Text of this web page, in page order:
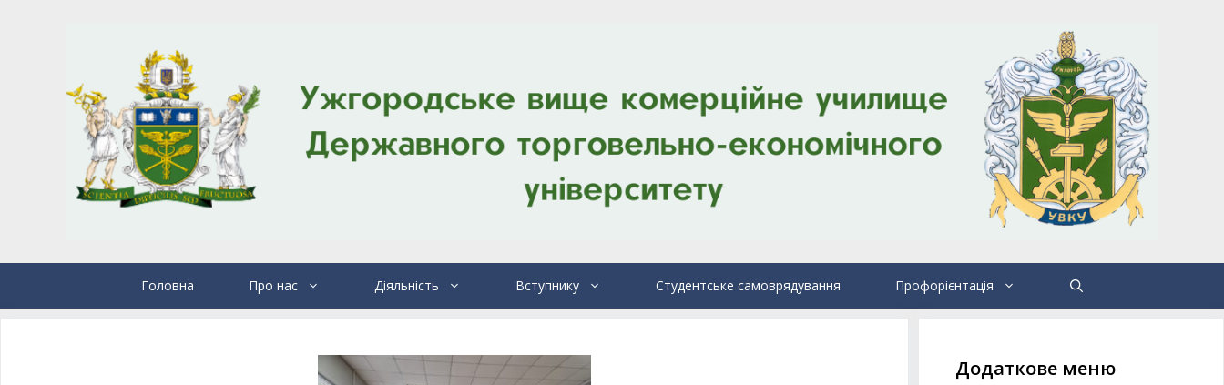
Головна Про нас Діяльність Вступнику Студентське самоврядування Профорієнтація
Додаткове меню